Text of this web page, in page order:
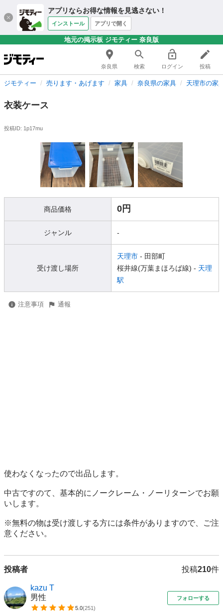
アプリならお得な情報を見逃さない！
インストール アプリで開く
地元の掲示板 ジモティー 奈良版
奈良県 検索 ログイン 投稿
ジモティー 売ります・あげます 家具 奈良県の家具 天理市の家
衣装ケース
投稿ID: 1p17mu
商品価格 0円
ジャンル -
受け渡し場所
天理市 - 田部町
桜井線(万葉まほろば線) - 天理
駅
注意事項 通報
使わなくなったので出品します。
中古ですのて、基本的にノークレーム・ノーリターンでお願
いします。
※無料の物は受け渡しする方には条件がありますので、ご注
意ください。
投稿者 投稿210件
kazu T
男性
5.0(251)
フォローする